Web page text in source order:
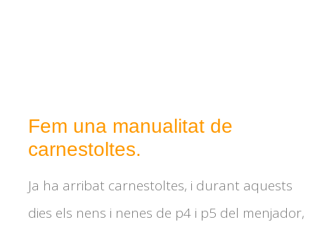
Fem una manualitat de
carnestoltes.
Ja ha arribat carnestoltes, i durant aquests
dies els nens i nenes de p4 i p5 del menjador,